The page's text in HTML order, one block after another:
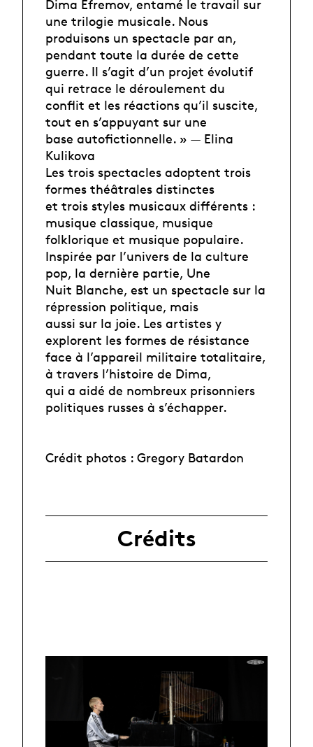
Dima Efremov, entamé le travail sur
une trilogie musicale. Nous
produisons un spectacle par an,
pendant toute la durée de cette
guerre. Il s’agit d’un projet évolutif
qui retrace le déroulement du
conflit et les réactions qu’il suscite,
tout en s’appuyant sur une
base autofictionnelle. » — Elina
Kulikova
Les trois spectacles adoptent trois
formes théâtrales distinctes
et trois styles musicaux différents :
musique classique, musique
folklorique et musique populaire.
Inspirée par l’univers de la culture
pop, la dernière partie, Une
Nuit Blanche, est un spectacle sur la
répression politique, mais
aussi sur la joie. Les artistes y
explorent les formes de résistance
face à l’appareil militaire totalitaire,
à travers l’histoire de Dima,
qui a aidé de nombreux prisonniers
politiques russes à s’échapper.
Crédit photos : Gregory Batardon
Crédits